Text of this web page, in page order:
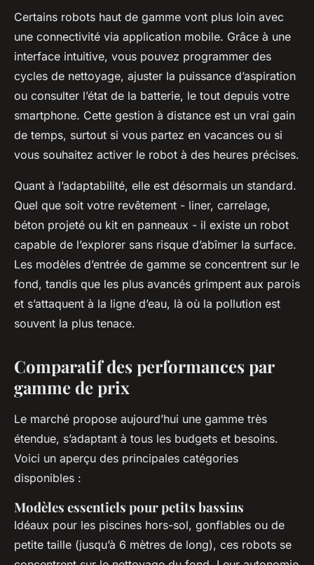
Certains robots haut de gamme vont plus loin avec
une connectivité via application mobile. Grâce à une
interface intuitive, vous pouvez programmer des
cycles de nettoyage, ajuster la puissance d’aspiration
ou consulter l’état de la batterie, le tout depuis votre
smartphone. Cette gestion à distance est un vrai gain
de temps, surtout si vous partez en vacances ou si
vous souhaitez activer le robot à des heures précises.
Quant à l’adaptabilité, elle est désormais un standard.
Quel que soit votre revêtement - liner, carrelage,
béton projeté ou kit en panneaux - il existe un robot
capable de l’explorer sans risque d’abîmer la surface.
Les modèles d’entrée de gamme se concentrent sur le
fond, tandis que les plus avancés grimpent aux parois
et s’attaquent à la ligne d’eau, là où la pollution est
souvent la plus tenace.
Comparatif des performances par
gamme de prix
Le marché propose aujourd’hui une gamme très
étendue, s’adaptant à tous les budgets et besoins.
Voici un aperçu des principales catégories
disponibles :
Modèles essentiels pour petits bassins
Idéaux pour les piscines hors-sol, gonflables ou de
petite taille (jusqu’à 6 mètres de long), ces robots se